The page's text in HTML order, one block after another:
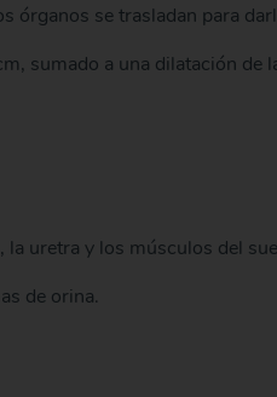
órganos se trasladan para
sumado a una dilatación de
uretra y los músculos del
de orina.